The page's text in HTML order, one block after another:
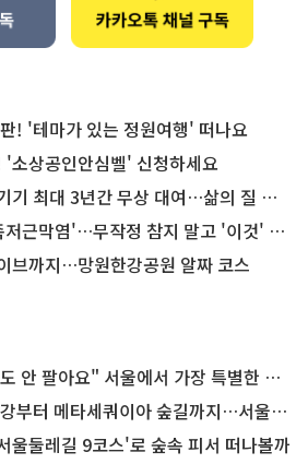
! '테마가 있는 정원여행' 떠나요
소상공인안심벨' 신청하세요
최대 3년간 무상 대여…삶의 질 높인다
막염'…무작정 참지 말고 '이것' 해보세요!
브까지…망원한강공원 알짜 코스
아요" 서울에서 가장 특별한 편의점의 정체
메타세쿼이아 숲길까지…서울둘레길 15코스
울둘레길 9코스'로 숲속 피서 떠나볼까